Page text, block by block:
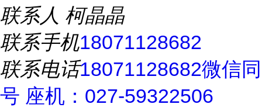
联系人 柯晶晶
联系手机18071128682
联系电话18071128682微信同
号 座机：027-59322506